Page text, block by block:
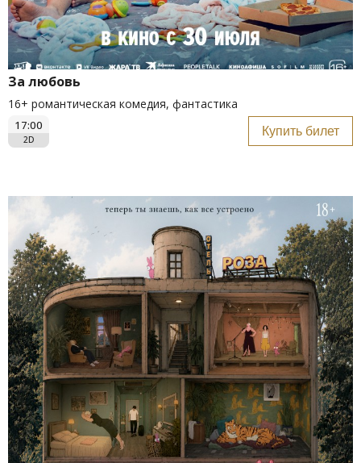
За любовь
16+ романтическая комедия, фантастика
17:00
2D
Купить билет